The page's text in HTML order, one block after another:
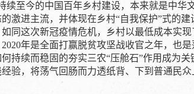
至今的中国百年乡村建设，本来就是中华
激进主流，并体现在乡村“自我保护”式的
同这次新冠疫情危机，乡村以最低成本实
年是全面打赢脱贫攻坚战收官之年，也
持续而稳固的夯实三农“压舱石”作用成为
验，将荡气回肠而力透纸背、下到普通民